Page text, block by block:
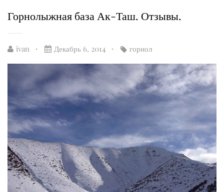
Горнолыжная база Ак-Таш. Отзывы.
ivan Декабрь 6, 2014 горнол